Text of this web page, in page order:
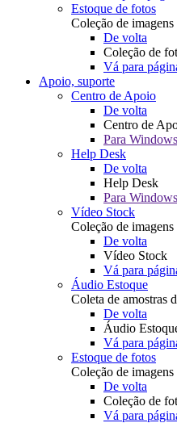
Estoque de fotos
Coleção de imagens
De volta
Coleção de
Vá para
Apoio, suporte
Centro de Apoio
De volta
Centro de
Para Windows
Help Desk
De volta
Help Desk
Para Windows
Vídeo Stock
Coleção de
De volta
Vídeo Stock
Vá para
Áudio Estoque
Coleta de amostras
De volta
Áudio
Vá para
Estoque de fotos
Coleção de imagens
De volta
Coleção de
Vá para